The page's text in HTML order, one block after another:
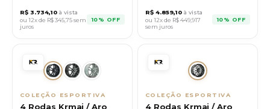
R$ 3.734,10 à vista
ou 12x de R$345,75sem
juros
10% OFF
R$ 4.859,10 à vista
ou 12x de R$449,917
sem juros
10% OFF
COLEÇÃO ESPORTIVA
4 Rodas Krmai / Aro
COLEÇÃO ESPORTIVA
4 Rodas Krmai / Aro